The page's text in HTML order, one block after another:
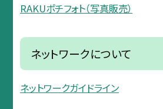
RAKUポチフォト（写真販売）
ネットワークについて
ネットワークガイドライン